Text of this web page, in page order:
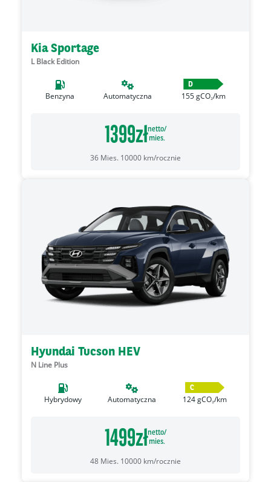
Kia Sportage
L Black Edition
Benzyna Automatyczna
D
155gCO₂/km
1399złnetto/
mies.
36 Mies. 10000 km/rocznie
Hyundai Tucson HEV
N Line Plus
Hybrydowy Automatyczna
C
124gCO₂/km
1499złnetto/
mies.
48 Mies. 10000 km/rocznie